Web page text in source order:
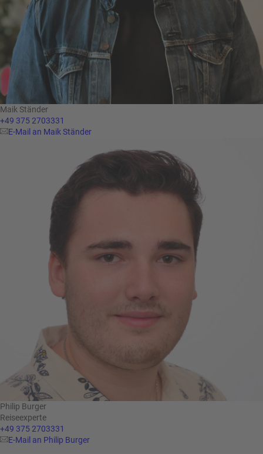
Maik Ständer
+49 375 2703331
E-Mail an Maik Ständer
Philip Burger
Reiseexperte
+49 375 2703331
E-Mail an Philip Burger